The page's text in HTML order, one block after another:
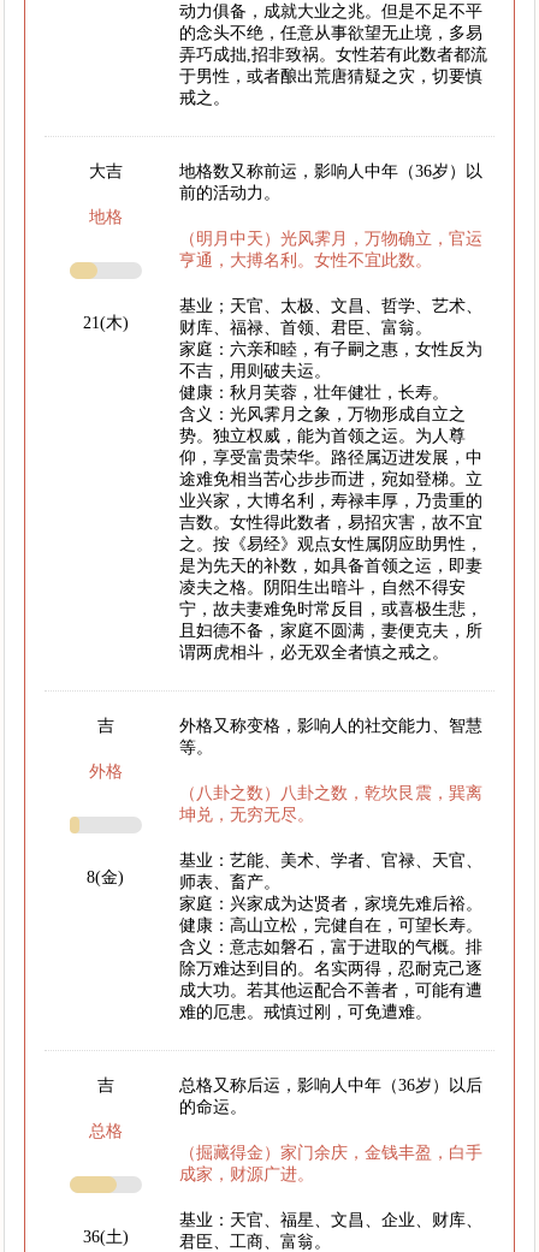
动力俱备，成就大业之兆。但是不足不平
的念头不绝，任意从事欲望无止境，多易
弄巧成拙,招非致祸。女性若有此数者都流
于男性，或者酿出荒唐猜疑之灾，切要慎
戒之。
大吉
地格
21(木)
地格数又称前运，影响人中年（36岁）以
前的活动力。
（明月中天）光风霁月，万物确立，官运
亨通，大搏名利。女性不宜此数。
基业；天官、太极、文昌、哲学、艺术、
财库、福禄、首领、君臣、富翁。
家庭：六亲和睦，有子嗣之惠，女性反为
不吉，用则破夫运。
健康：秋月芙蓉，壮年健壮，长寿。
含义：光风霁月之象，万物形成自立之
势。独立权威，能为首领之运。为人尊
仰，享受富贵荣华。路径属迈进发展，中
途难免相当苦心步步而进，宛如登梯。立
业兴家，大博名利，寿禄丰厚，乃贵重的
吉数。女性得此数者，易招灾害，故不宜
之。按《易经》观点女性属阴应助男性，
是为先天的补数，如具备首领之运，即妻
凌夫之格。阴阳生出暗斗，自然不得安
宁，故夫妻难免时常反目，或喜极生悲，
且妇德不备，家庭不圆满，妻便克夫，所
谓两虎相斗，必无双全者慎之戒之。
吉
外格
8(金)
外格又称变格，影响人的社交能力、智慧
等。
（八卦之数）八卦之数，乾坎艮震，巽离
坤兑，无穷无尽。
基业：艺能、美术、学者、官禄、天官、
师表、畜产。
家庭：兴家成为达贤者，家境先难后裕。
健康：高山立松，完健自在，可望长寿。
含义：意志如磐石，富于进取的气概。排
除万难达到目的。名实两得，忍耐克己逐
成大功。若其他运配合不善者，可能有遭
难的厄患。戒慎过刚，可免遭难。
吉
总格
36(土)
总格又称后运，影响人中年（36岁）以后
的命运。
（掘藏得金）家门余庆，金钱丰盈，白手
成家，财源广进。
基业：天官、福星、文昌、企业、财库、
君臣、工商、富翁。